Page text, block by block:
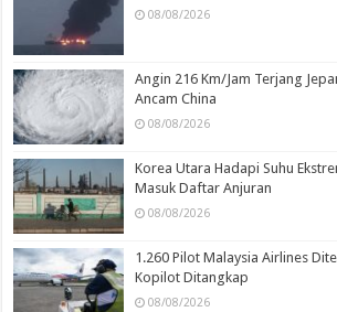
08/08/2026
Angin 216 Km/Jam Terjang
Ancam China
08/08/2026
Korea Utara Hadapi Suhu
Masuk Daftar Anjuran
08/08/2026
1.260 Pilot Malaysia Airlines
Kopilot Ditangkap
08/08/2026